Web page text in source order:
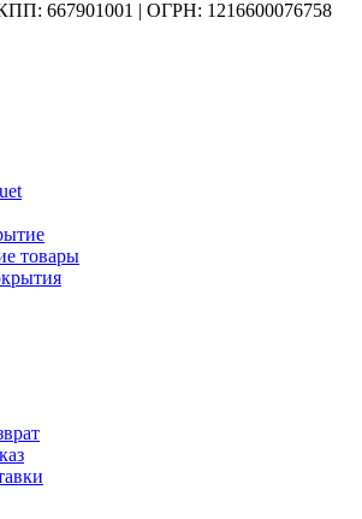
667901001 ОГРН: 1216600076758
товары